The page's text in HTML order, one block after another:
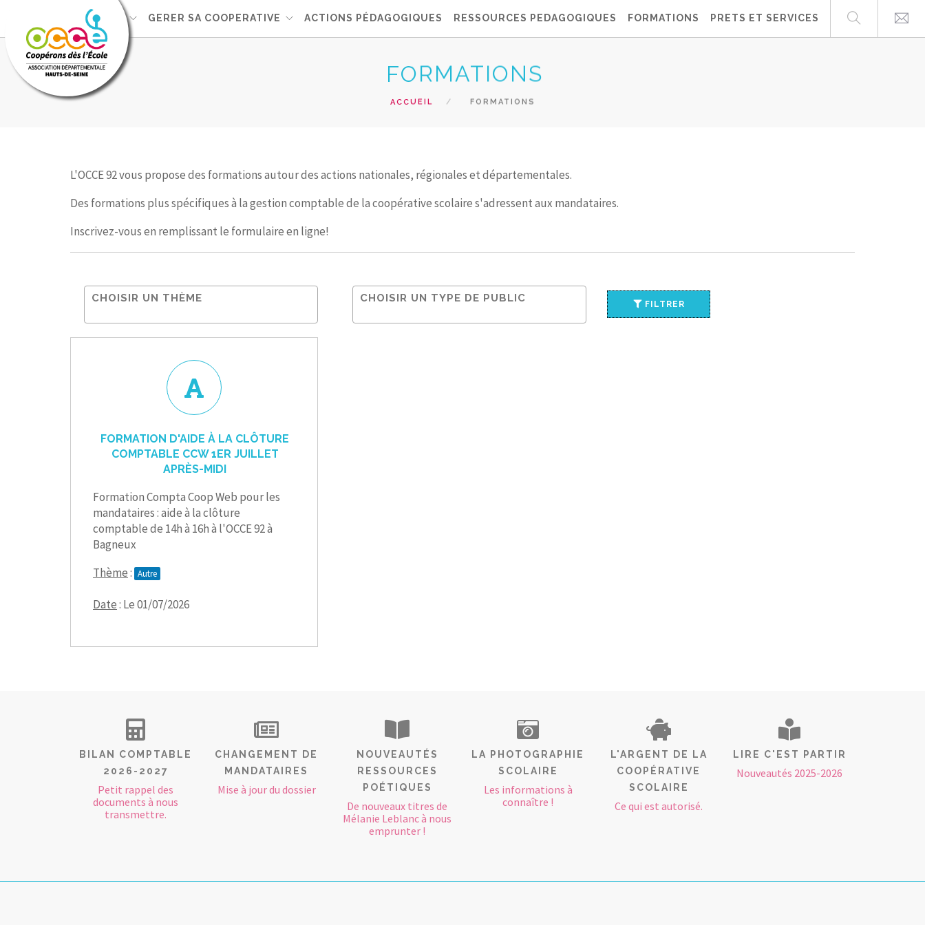
L'OCCE92 GERER SA COOPERATIVE ACTIONS PÉDAGOGIQUES RESSOURCES PEDAGOGIQUES FORMATIONS PRETS ET SERVICES
FORMATIONS
ACCUEIL FORMATIONS
L'OCCE 92 vous propose des formations autour des actions nationales, régionales et départementales.
Des formations plus spécifiques à la gestion comptable de la coopérative scolaire s'adressent aux mandataires.
Inscrivez-vous en remplissant le formulaire en ligne!
FILTRER
FORMATION D'AIDE À LA CLÔTURE
COMPTABLE CCW 1ER JUILLET
APRÈS-MIDI
Formation Compta Coop Web pour les
mandataires : aide à la clôture
comptable de 14h à 16h à l'OCCE 92 à
Bagneux
Thème: Autre
Date: Le 01/07/2026
BILAN COMPTABLE
2026-2027
Petit rappel des
documents à nous
transmettre.
CHANGEMENT DE
MANDATAIRES
Mise à jour du dossier
NOUVEAUTÉS
RESSOURCES
POÉTIQUES
De nouveaux titres de
Mélanie Leblanc à nous
emprunter !
LA PHOTOGRAPHIE
SCOLAIRE
Les informations à
connaître !
L'ARGENT DE LA
COOPÉRATIVE
SCOLAIRE
Ce qui est autorisé.
LIRE C'EST PARTIR
Nouveautés 2025-2026